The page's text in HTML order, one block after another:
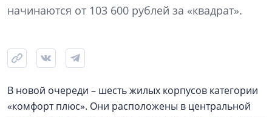
начинаются от 103 600 рублей за «квадрат».
В новой очереди – шесть жилых корпусов категории
«комфорт плюс». Они расположены в центральной